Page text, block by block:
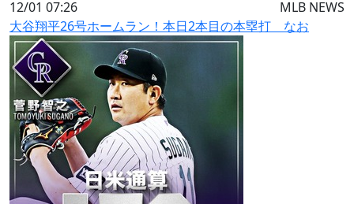
12/01 07:26
MLB NEWS
大谷翔平26号ホームラン！本日2本目の本塁打 なお